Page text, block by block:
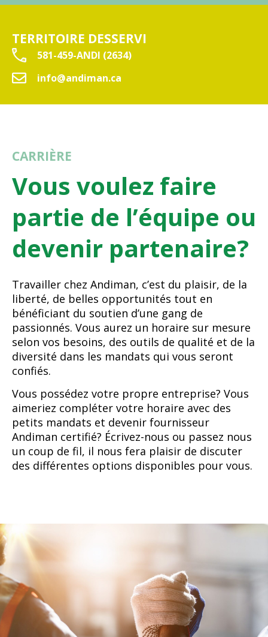
TERRITOIRE DESSERVI
581-459-ANDI (2634)
info@andiman.ca
CARRIÈRE
Vous voulez faire
partie de l’équipe ou
devenir partenaire?
Travailler chez Andiman, c’est du plaisir, de la
liberté, de belles opportunités tout en
bénéficiant du soutien d’une gang de
passionnés. Vous aurez un horaire sur mesure
selon vos besoins, des outils de qualité et de la
diversité dans les mandats qui vous seront
confiés.
Vous possédez votre propre entreprise? Vous
aimeriez compléter votre horaire avec des
petits mandats et devenir fournisseur
Andiman certifié? Écrivez-nous ou passez nous
un coup de fil, il nous fera plaisir de discuter
des différentes options disponibles pour vous.